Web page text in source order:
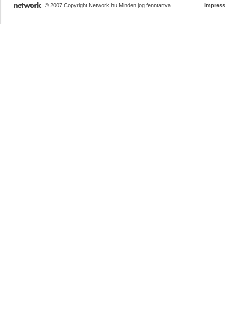
© 2007 Copyright Network.hu Minden jog fenntartva.